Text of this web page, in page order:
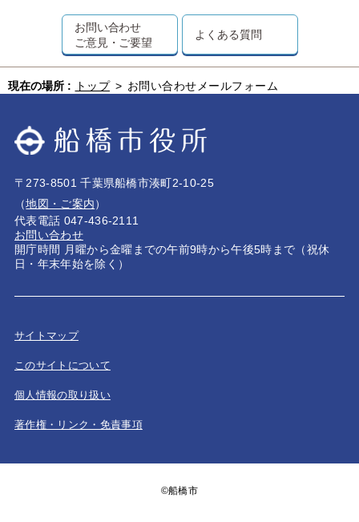
お問い合わせ
ご意見・ご要望
よくある質問
現在の場所 : トップ > お問い合わせメールフォーム
〒273-8501 千葉県船橋市湊町2-10-25
（地図・ご案内）
代表電話 047-436-2111
お問い合わせ
開庁時間 月曜から金曜までの午前9時から午後5時まで（祝休
日・年末年始を除く）
サイトマップ
このサイトについて
個人情報の取り扱い
著作権・リンク・免責事項
©船橋市